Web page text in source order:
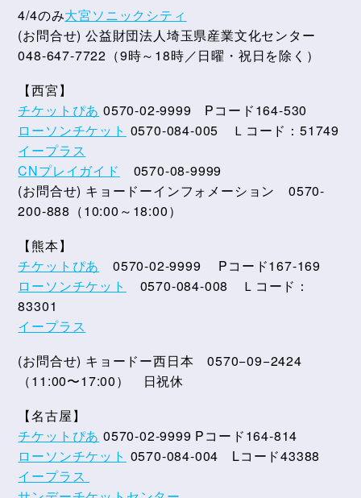
4/4のみ大宮ソニックシティ
(お問合せ) 公益財団法人埼玉県産業文化センター
048-647-7722（9時～18時／日曜・祝日を除く）
【西宮】
チケットぴあ 0570-02-9999 Pコード164-530
ローソンチケット 0570-084-005 Ｌコード：51749
イープラス
CNプレイガイド
0570-08-9999
(お問合せ) キョードーインフォメーション 0570-
200-888（10:00～18:00）
【熊本】
チケットぴあ 0570-02-9999 Pコード167-169
ローソンチケット
0570-084-008 Ｌコード：
83301
イープラス
(お問合せ) キョードー西日本 0570−09−2424
（11:00〜17:00） 日祝休
【名古屋】
チケットぴあ 0570-02-9999 Pコード164-814
ローソンチケット 0570-084-004 Lコード43388
イープラス